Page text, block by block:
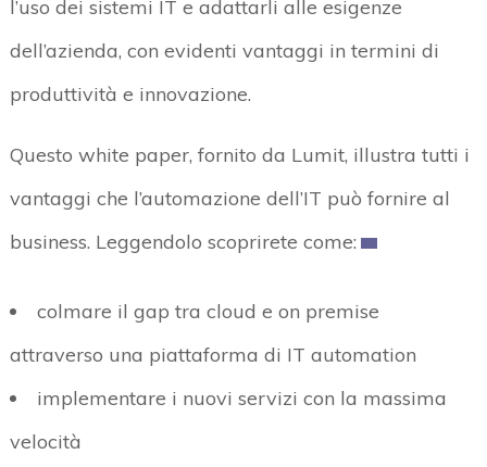
l’uso dei sistemi IT e adattarli alle esigenze
dell’azienda, con evidenti vantaggi in termini di
produttività e innovazione.
Questo white paper, fornito da Lumit, illustra tutti i
vantaggi che l’automazione dell’IT può fornire al
business. Leggendolo scoprirete come:
colmare il gap tra cloud e on premise
attraverso una piattaforma di IT automation
implementare i nuovi servizi con la massima
velocità